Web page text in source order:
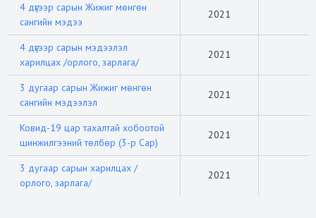
4 дүгээр сарын Жижиг мөнгөн
сангийн мэдээ
2021
4 дүгээр сарын мэдээлэл
харилцах /орлого, зарлага/
2021
3 дугаар сарын Жижиг мөнгөн
сангийн мэдээлэл
2021
Ковид-19 цар тахалтай хобоотой
шинжилгээний төлбөр (3-р Сар)
2021
3 дугаар сарын харилцах /
орлого, зарлага/
2021